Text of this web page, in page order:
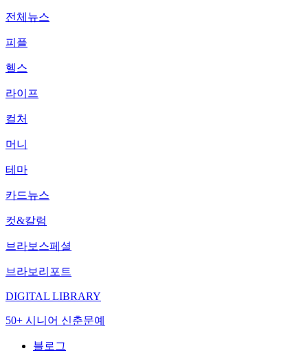
전체뉴스
피플
헬스
라이프
컬처
머니
테마
카드뉴스
컷&칼럼
브라보스페셜
브라보리포트
DIGITAL LIBRARY
50+ 시니어 신춘문예
블로그